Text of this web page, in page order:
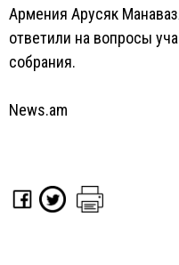
Армения Арусяк
ответили на вопросы
собрания.
News.am